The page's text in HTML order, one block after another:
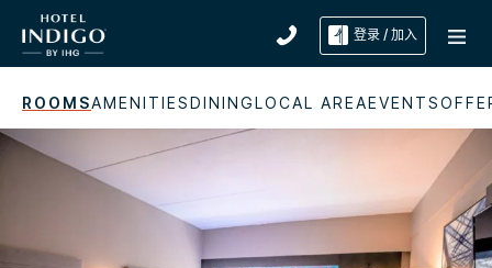
登录 / 加入
ROOMSAMENITIESDININGLOCAL AREAEVENTS